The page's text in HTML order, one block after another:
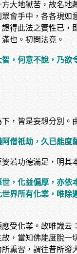
大地獄苦，故名
會手中，各各現
得此法之實性已
也。初問法竟。
，何意不說，乃欲
，皆是妄想分別。
僧祇劫，久已能
若功德滿足，明
，化益偏厚，亦
界所有化業，唯
受化業。故唯識
，當知佛能度脫
熏習，謂往昔所